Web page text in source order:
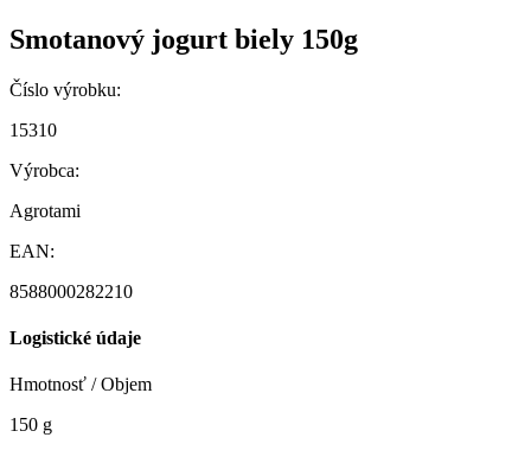
Smotanový jogurt biely 150g
Číslo výrobku:
15310
Výrobca:
Agrotami
EAN:
8588000282210
Logistické údaje
Hmotnosť / Objem
150 g